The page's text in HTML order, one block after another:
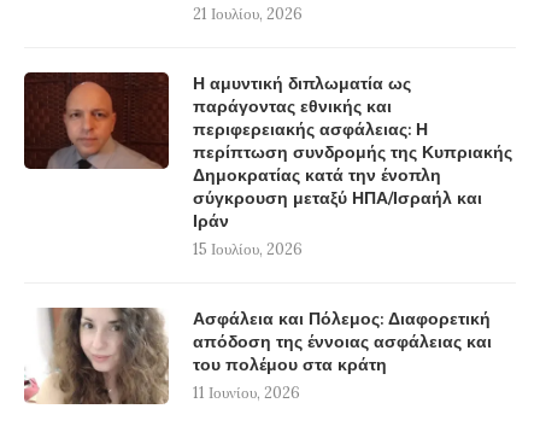
21 Ιουλίου, 2026
Η αμυντική διπλωματία ως
παράγοντας εθνικής και
περιφερειακής ασφάλειας: Η
περίπτωση συνδρομής της Κυπριακής
Δημοκρατίας κατά την ένοπλη
σύγκρουση μεταξύ ΗΠΑ/Ισραήλ και
Ιράν
15 Ιουλίου, 2026
Ασφάλεια και Πόλεμος: Διαφορετική
απόδοση της έννοιας ασφάλειας και
του πολέμου στα κράτη
11 Ιουνίου, 2026